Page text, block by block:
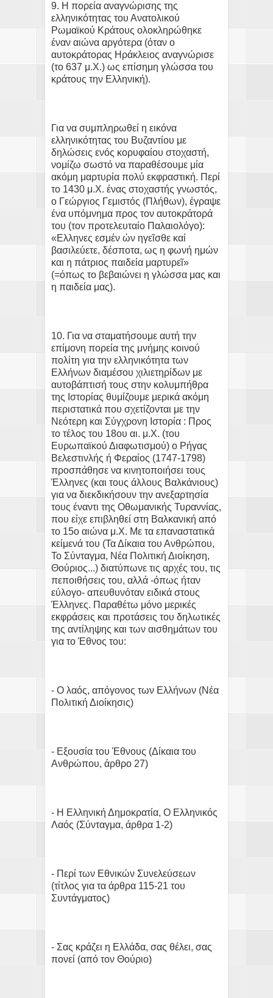
9. Η πορεία αναγνώρισης της
ελληνικότητας του Ανατολικού
Ρωμαϊκού Κράτους ολοκληρώθηκε
έναν αιώνα αργότερα (όταν ο
αυτοκράτορας Ηράκλειος αναγνώρισε
(το 637 μ.Χ.) ως επίσημη γλώσσα του
κράτους την Ελληνική).
Για να συμπληρωθεί η εικόνα
ελληνικότητας του Βυζαντίου με
δηλώσεις ενός κορυφαίου στοχαστή,
νομίζω σωστό να παραθέσουμε μία
ακόμη μαρτυρία πολύ εκφραστική. Περί
το 1430 μ.Χ. ένας στοχαστής γνωστός,
ο Γεώργιος Γεμιστός (Πλήθων), έγραψε
ένα υπόμνημα προς τον αυτοκράτορά
του (τον προτελευταίο Παλαιολόγο):
«Ελληνες εσμέν ών ηγεῖσθε καί
βασιλεύετε, δέσποτα, ως η φωνή ημών
και η πάτριος παιδεία μαρτυρεῖ»
(=όπως το βεβαιώνει η γλώσσα μας και
η παιδεία μας).
10. Για να σταματήσουμε αυτή την
επίμονη πορεία της μνήμης κοινού
πολίτη για την ελληνικότητα των
Ελλήνων διαμέσου χιλιετηρίδων με
αυτοβάπτισή τους στην κολυμπήθρα
της Ιστορίας θυμίζουμε μερικά ακόμη
περιστατικά που σχετίζονται με την
Νεότερη και Σύγχρονη Ιστορία : Προς
το τέλος του 18ου αι. μ.Χ. (του
Ευρωπαϊκού Διαφωτισμού) ο Ρήγας
Βελεστινλής ή Φεραίος (1747-1798)
προσπάθησε να κινητοποιήσει τους
Έλληνες (και τους άλλους Βαλκάνιους)
για να διεκδικήσουν την ανεξαρτησία
τους έναντι της Οθωμανικής Τυραννίας,
που είχε επιβληθεί στη Βαλκανική από
το 15ο αιώνα μ.Χ. Με τα επαναστατικά
κείμενά του (Τα Δίκαια του Ανθρώπου,
Το Σύνταγμα, Νέα Πολιτική Διοίκηση,
Θούριος...) διατύπωνε τις αρχές του, τις
πεποιθήσεις του, αλλά -όπως ήταν
εύλογο- απευθυνόταν ειδικά στους
Έλληνες. Παραθέτω μόνο μερικές
εκφράσεις και προτάσεις του δηλωτικές
της αντίληψης και των αισθημάτων του
για το Έθνος του:
- Ο λαός, απόγονος των Ελλήνων (Νέα
Πολιτική Διοίκησις)
- Εξουσία του Έθνους (Δίκαια του
Ανθρώπου, άρθρο 27)
- Η Ελληνική Δημοκρατία, Ο Ελληνικός
Λαός (Σύνταγμα, άρθρα 1-2)
- Περί των Εθνικών Συνελεύσεων
(τίτλος για τα άρθρα 115-21 του
Συντάγματος)
- Σας κράζει η Ελλάδα, σας θέλει, σας
πονεί (από τον Θούριο)